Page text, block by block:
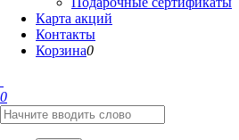
Карта акций
Контакты
Корзина0
0